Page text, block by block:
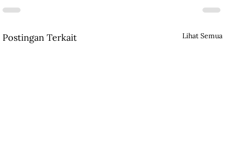
Postingan Terkait Lihat Semua